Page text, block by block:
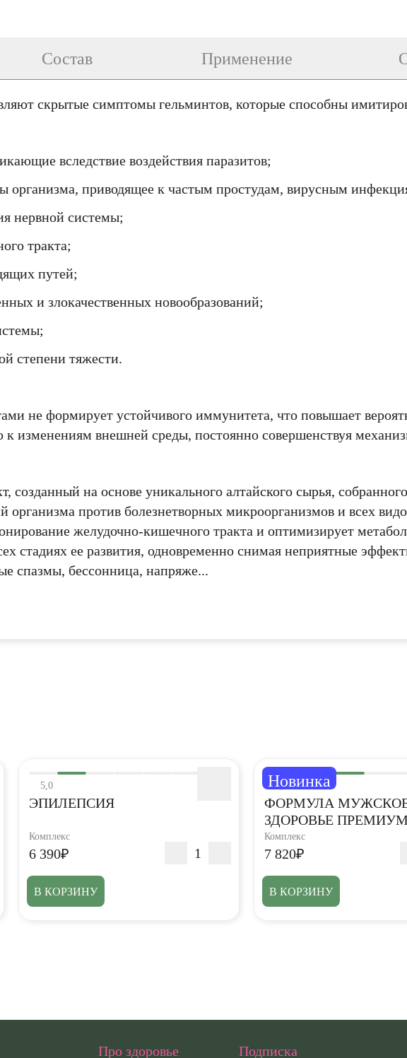
скрытые симптомы гельминтов, которые способны
вследствие воздействия паразитов;
организма, приводящее к частым простудам, вирусным
нервной системы;
тракта;
путей;
и злокачественных новообразований;
степени тяжести.
не формирует устойчивого иммунитета, что повышает
изменениям внешней среды, постоянно совершенствуя
на основе уникального алтайского сырья,
против болезнетворных микроорганизмов и всех
желудочно-кишечного тракта и оптимизирует
стадиях ее развития, одновременно снимая неприятные
спазмы, бессонница, напряже...
Состав Применение
5,0
ЭПИЛЕПСИЯ
Комплекс
6 390₽
В КОРЗИНУ
Новинка
5,0
ФОРМУЛА
ЗДОРОВЬЕ
Комплекс
7 820₽
В КОРЗИНУ
Подписка
Про здоровье
Введите корректное значение
ОТМЕНИТЬ
Код подтверждения
Email
Введите корректное значение
Телефон Email
политикой конфиденциальности.
КУПИТЬ ОТМЕНИТЬ
Email
КУПИТЬ